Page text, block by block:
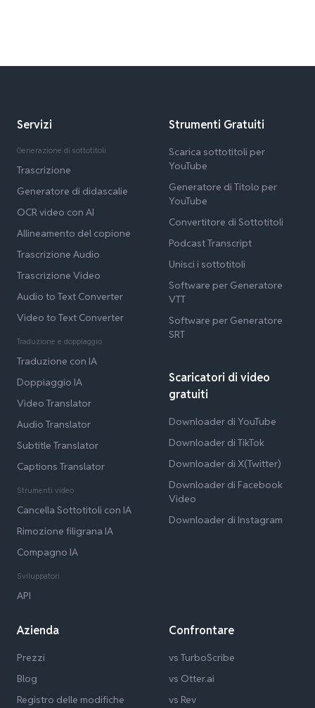
Servizi
Generazione di sottotitoli
Trascrizione
Generatore di didascalie
OCR video con AI
Allineamento del copione
Trascrizione Audio
Trascrizione Video
Audio to Text Converter
Video to Text Converter
Traduzione e doppiaggio
Traduzione con IA
Doppiaggio IA
Video Translator
Audio Translator
Subtitle Translator
Captions Translator
Strumenti video
Cancella Sottotitoli con IA
Rimozione filigrana IA
Compagno IA
Sviluppatori
API
Strumenti Gratuiti
Scarica sottotitoli per
YouTube
Generatore di Titolo per
YouTube
Convertitore di Sottotitoli
Podcast Transcript
Unisci i sottotitoli
Software per Generatore
VTT
Software per Generatore
SRT
Scaricatori di video
gratuiti
Downloader di YouTube
Downloader di TikTok
Downloader di X(Twitter)
Downloader di Facebook
Video
Downloader di Instagram
Azienda
Prezzi
Blog
Registro delle modifiche
Confrontare
vs TurboScribe
vs Otter.ai
vs Rev